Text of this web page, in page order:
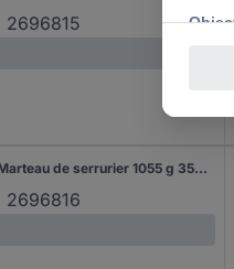
2696815
KS Tools 142.1080 142.1080 Marteau de serrurier 1055 g 350 mm 1 pc(s)
2696816